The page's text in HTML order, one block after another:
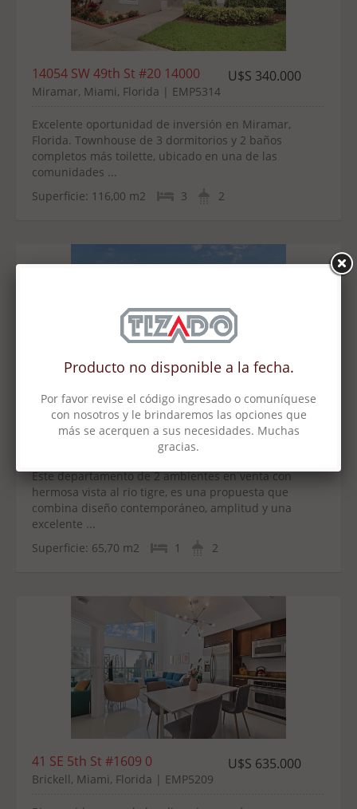
14054 SW 49th St #20 14000 U$S 340.000
Miramar, Miami, Florida | EMP5314
Excelente oportunidad de inversión en Miramar,
Florida. Townhouse de 3 dormitorios y 2 baños
completos más toilette, ubicado en una de las
comunidades ...
Superficie: 116,00 m2 3 2
Vivanco 1500 U$S 160.000
Tigre, G.B.A. Zona Norte, Argentina | MPU4356
Este departamento de 2 ambientes en venta con
hermosa vista al rio tigre, es una propuesta que
combina diseño contemporáneo, amplitud y una
excelente ...
Superficie: 65,70 m2 1 2
41 SE 5th St #1609 0 U$S 635.000
Brickell, Miami, Florida | EMP5209